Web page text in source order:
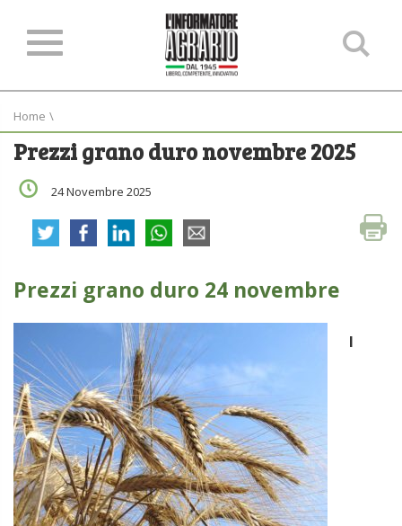
Home \
Prezzi grano duro novembre 2025
24 Novembre 2025
Prezzi grano duro 24 novembre
I